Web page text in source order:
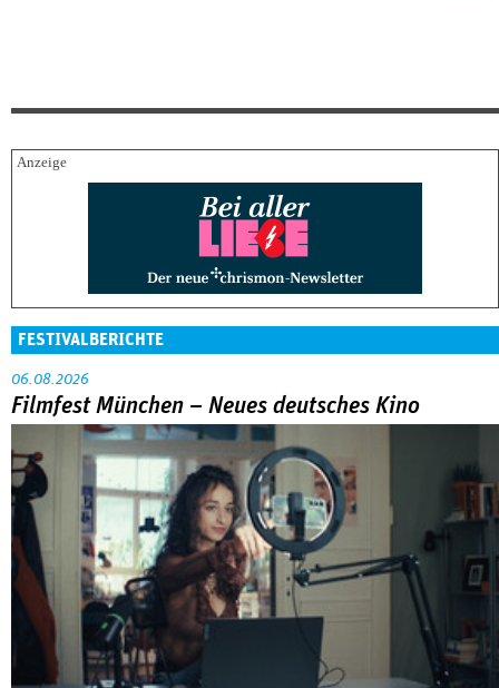
FESTIVALBERICHTE
06.08.2026
Filmfest München – Neues deutsches Kino